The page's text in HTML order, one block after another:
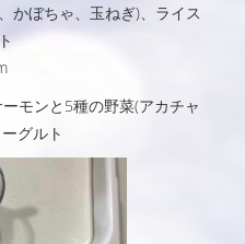
かぼちゃ、玉ねぎ)、ライス
モンと5種の野菜(アカチャ
グルト